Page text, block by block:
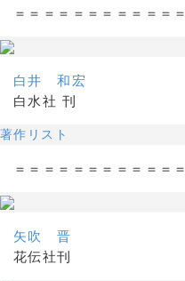
＝＝＝＝＝＝＝＝＝＝＝＝
白井 和宏
白水社 刊
著作リスト
＝＝＝＝＝＝＝＝＝＝＝＝
矢吹 晋
花伝社刊